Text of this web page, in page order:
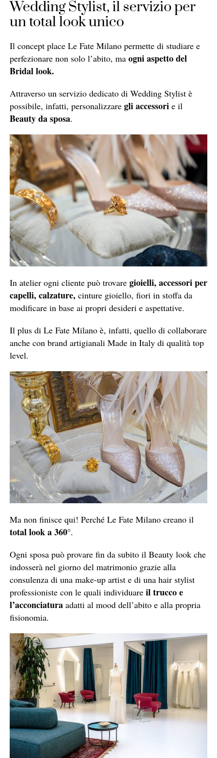
Wedding Stylist, il servizio per
un total look unico
Il concept place Le Fate Milano permette di studiare e
perfezionare non solo l’abito, ma ogni aspetto del
Bridal look.
Attraverso un servizio dedicato di Wedding Stylist è
possibile, infatti, personalizzare gli accessori e il
Beauty da sposa.
In atelier ogni cliente può trovare gioielli, accessori per
capelli, calzature, cinture gioiello, fiori in stoffa da
modificare in base ai propri desideri e aspettative.
Il plus di Le Fate Milano è, infatti, quello di collaborare
anche con brand artigianali Made in Italy di qualità top
level.
Ma non finisce qui! Perché Le Fate Milano creano il
total look a 360°.
Ogni sposa può provare fin da subito il Beauty look che
indosserà nel giorno del matrimonio grazie alla
consulenza di una make-up artist e di una hair stylist
professioniste con le quali individuare il trucco e
l’acconciatura adatti al mood dell’abito e alla propria
fisionomia.